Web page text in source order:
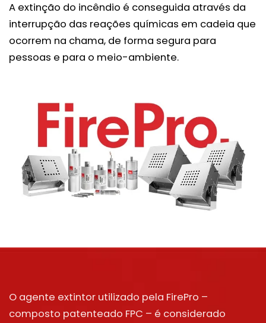
A extinção do incêndio é conseguida através da
interrupção das reações químicas em cadeia que
ocorrem na chama, de forma segura para
pessoas e para o meio-ambiente.
O agente extintor utilizado pela FirePro –
composto patenteado FPC – é considerado